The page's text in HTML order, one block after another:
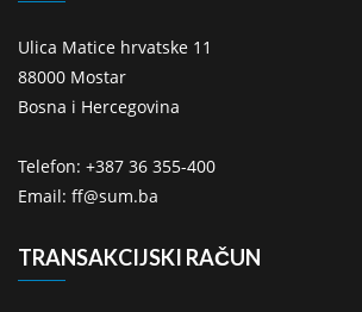
Ulica Matice hrvatske 11
88000 Mostar
Bosna i Hercegovina
Telefon: +387 36 355-400
Email: ff@sum.ba
TRANSAKCIJSKI RAČUN